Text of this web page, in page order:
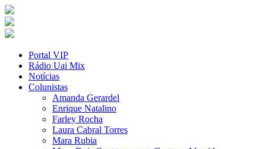
Portal VIP
Rádio Uai Mix
Notícias
Colunistas
Amanda Gerardel
Enrique Natalino
Farley Rocha
Laura Cabral Torres
Mara Rubia